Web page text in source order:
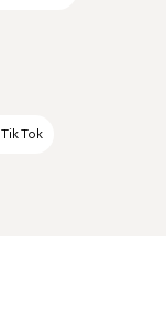
Tik Tok